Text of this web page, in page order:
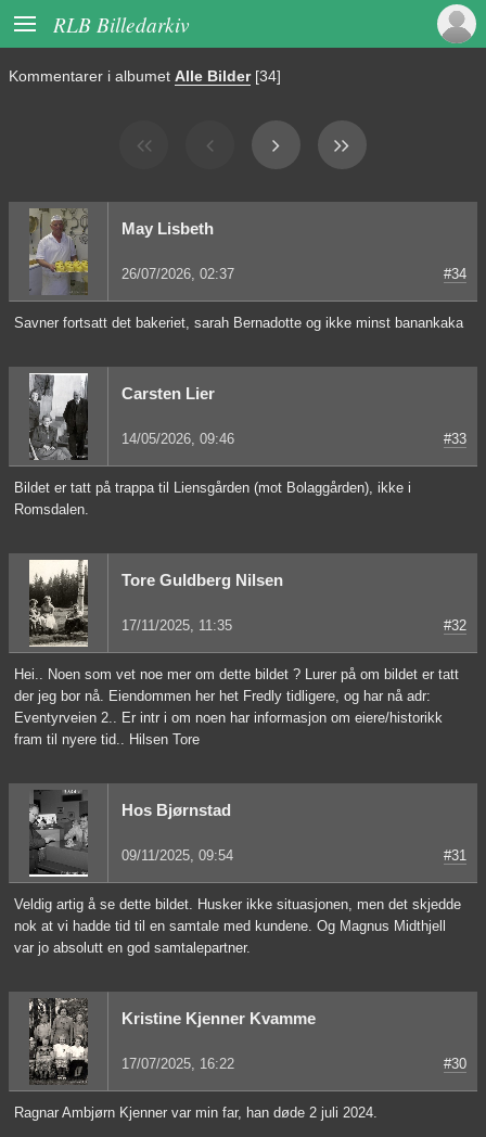
 RLB Billedarkiv
Kommentarer i albumet Alle Bilder[34]
May Lisbeth
26/07/2026, 02:37 #34
Savner fortsatt det bakeriet, sarah Bernadotte og ikke minst banankaka
Carsten Lier
14/05/2026, 09:46 #33
Bildet er tatt på trappa til Liensgården (mot Bolaggården), ikke i
Romsdalen.
Tore Guldberg Nilsen
17/11/2025, 11:35 #32
Hei.. Noen som vet noe mer om dette bildet ? Lurer på om bildet er tatt
der jeg bor nå. Eiendommen her het Fredly tidligere, og har nå adr:
Eventyrveien 2.. Er intr i om noen har informasjon om eiere/historikk
fram til nyere tid.. Hilsen Tore
Hos Bjørnstad
09/11/2025, 09:54 #31
Veldig artig å se dette bildet. Husker ikke situasjonen, men det skjedde
nok at vi hadde tid til en samtale med kundene. Og Magnus Midthjell
var jo absolutt en god samtalepartner.
Kristine Kjenner Kvamme
17/07/2025, 16:22 #30
Ragnar Ambjørn Kjenner var min far, han døde 2 juli 2024.